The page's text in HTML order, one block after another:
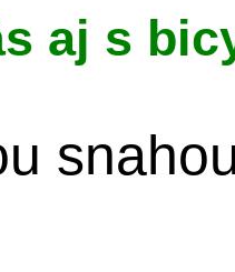
aj s